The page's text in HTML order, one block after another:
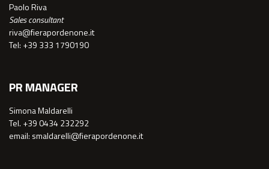
Paolo Riva
Sales consultant
riva@fierapordenone.it
Tel: +39 333 1790190
PR MANAGER
Simona Maldarelli
Tel. +39 0434 232292
email: smaldarelli@fierapordenone.it